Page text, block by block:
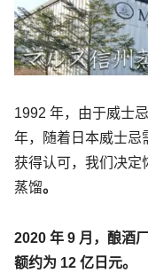
1992 年，由于威士
年，随着日本威士忌
获得认可，我们决定
蒸馏。
2020 年 9 月，酿酒
额约为 12 亿日元。